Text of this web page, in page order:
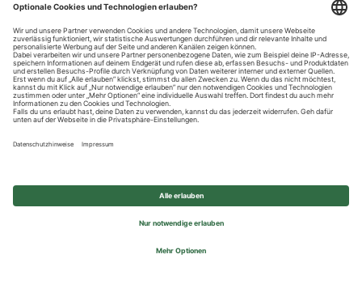
Datenschutzhinweise
Impressum
Privatsphäre-Einstellungen
© 2026 REWE Group - All rights reserved